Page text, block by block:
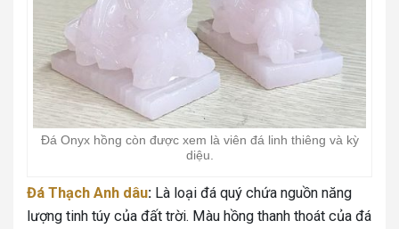
Đá Onyx hồng còn được xem là viên đá linh thiêng và kỳ
diệu.
Đá Thạch Anh dâu: Là loại đá quý chứa nguồn năng
lượng tinh túy của đất trời. Màu hồng thanh thoát của đá